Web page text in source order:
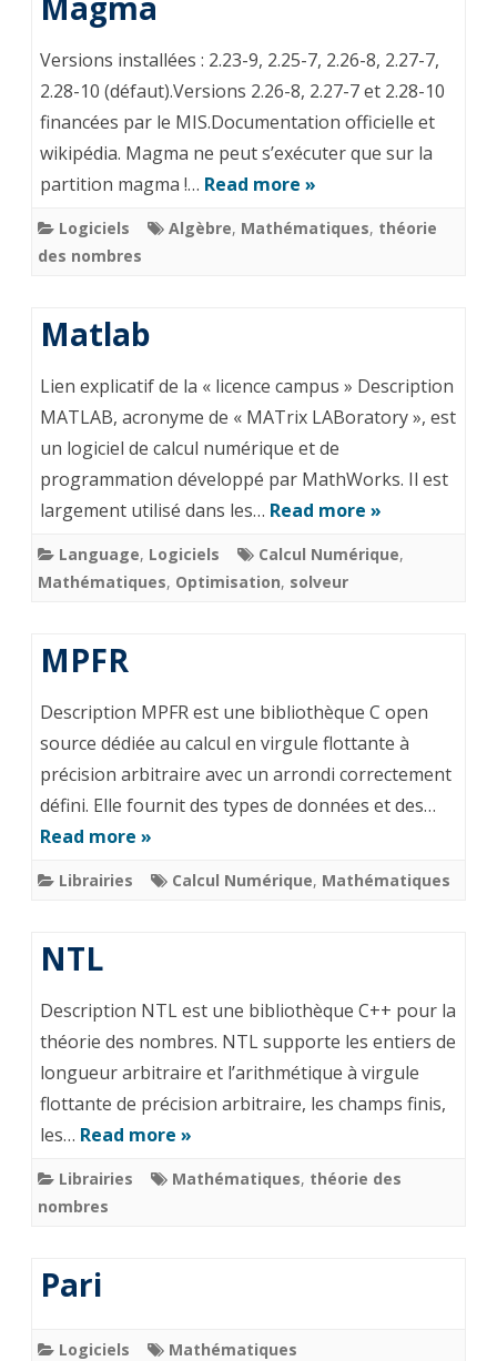
Ver­sions ins­tal­lées : 2.23-9, 2.25-7, 2.26-8, 2.27-7,
2.28-10 (défaut).Versions 2.26-8, 2.27-7 et 2.28-10
financées par le MIS.Documentation officielle et
wikipédia. Magma ne peut s’exécuter que sur la
partition magma !… Read more »
Logiciels Algèbre, Mathématiques, théorie
des nombres
Matlab
Lien explicatif de la « licence campus » Description
MATLAB, acronyme de « MATrix LABoratory », est
un logiciel de calcul numérique et de
programmation développé par MathWorks. Il est
largement utilisé dans les… Read more »
Language, Logiciels Calcul Numérique,
Mathématiques, Optimisation, solveur
MPFR
Description MPFR est une bibliothèque C open
source dédiée au calcul en virgule flottante à
précision arbitraire avec un arrondi correctement
défini. Elle fournit des types de données et des…
Read more »
Librairies Calcul Numérique, Mathématiques
NTL
Description NTL est une bibliothèque C++ pour la
théorie des nombres. NTL supporte les entiers de
longueur arbitraire et l’arithmétique à virgule
flottante de précision arbitraire, les champs finis,
les… Read more »
Librairies Mathématiques, théorie des
nombres
Pari
Logiciels Mathématiques